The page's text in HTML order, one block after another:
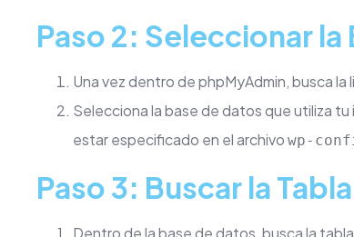
Paso 2: Seleccionar
Una vez dentro de phpMyAdmin, busca
Selecciona la base de datos que utiliza
estar especificado en el archivo wp-
Paso 3: Buscar la